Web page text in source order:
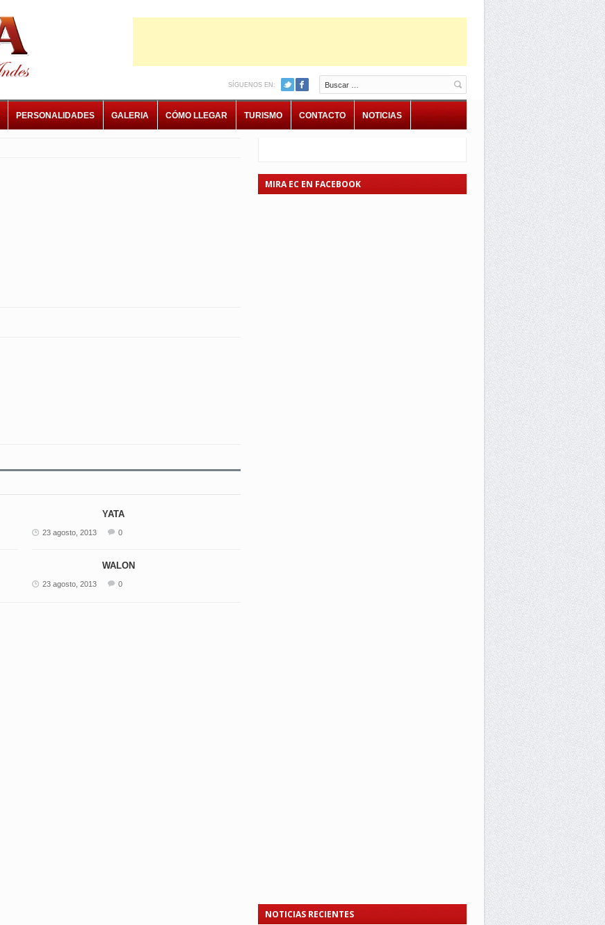
Buscar
SÍGUENOS EN:
PERSONALIDADES GALERIA CÓMO LLEGAR TURISMO CONTACTO NOTICIAS
YATA
23 agosto, 2013 0
WALON
23 agosto, 2013 0
MIRA EC EN FACEBOOK
NOTICIAS RECIENTES